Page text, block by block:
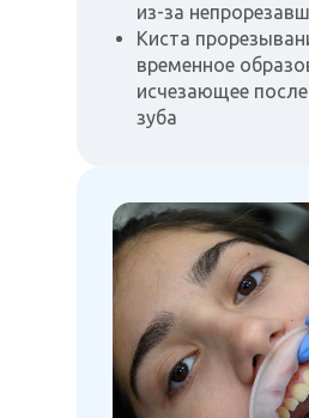
из-за
Киста
временное
исчезающее
зуба